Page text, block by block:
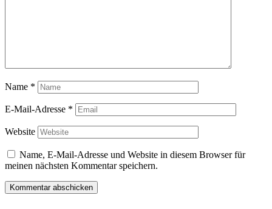
Name *
E-Mail-Adresse *
Website
Name, E-Mail-Adresse und Website in diesem Browser für
meinen nächsten Kommentar speichern.